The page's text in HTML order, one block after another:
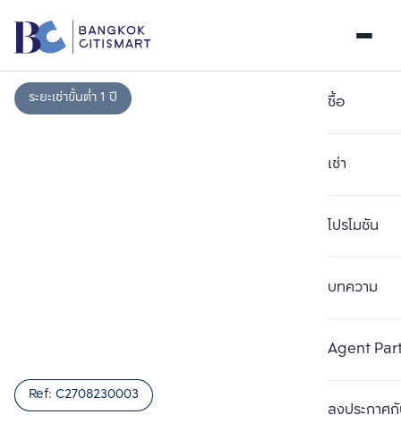
ซื้อ
เช่า
โปรโมชัน
บทความ
Agent
ลงประกาศกั
ระยะเช่าขั้นต่ำ 1 ปี
Ref: C2708230003เปรียบเทียบ